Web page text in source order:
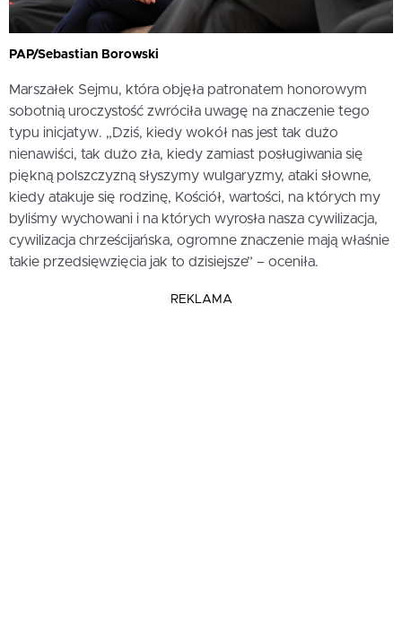
PAP/Sebastian Borowski
Marszałek Sejmu, która objęła patronatem honorowym
sobotnią uroczystość zwróciła uwagę na znaczenie tego
typu inicjatyw. „Dziś, kiedy wokół nas jest tak dużo
nienawiści, tak dużo zła, kiedy zamiast posługiwania się
piękną polszczyzną słyszymy wulgaryzmy, ataki słowne,
kiedy atakuje się rodzinę, Kościół, wartości, na których my
byliśmy wychowani i na których wyrosła nasza cywilizacja,
cywilizacja chrześcijańska, ogromne znaczenie mają właśnie
takie przedsięwzięcia jak to dzisiejsze” – oceniła.
REKLAMA